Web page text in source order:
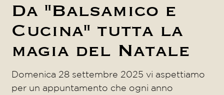
Da "Balsamico e
Cucina" tutta la
magia del Natale
Domenica 28 settembre 2025 vi aspettiamo
per un appuntamento che ogni anno